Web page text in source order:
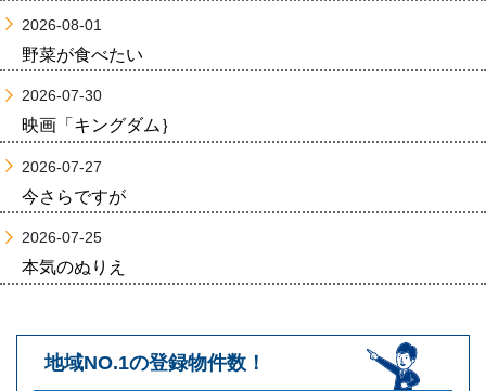
2026-08-01
野菜が食べたい
2026-07-30
映画「キングダム｝
2026-07-27
今さらですが
2026-07-25
本気のぬりえ
地域NO.1の登録物件数！